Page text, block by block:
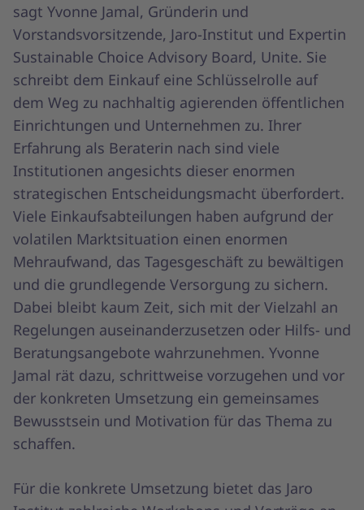
sagt Yvonne Jamal, Gründerin und
Vorstandsvorsitzende, Jaro-Institut und Expertin
Sustainable Choice Advisory Board, Unite. Sie
schreibt dem Einkauf eine Schlüsselrolle auf
dem Weg zu nachhaltig agierenden öffentlichen
Einrichtungen und Unternehmen zu. Ihrer
Erfahrung als Beraterin nach sind viele
Institutionen angesichts dieser enormen
strategischen Entscheidungsmacht überfordert.
Viele Einkaufsabteilungen haben aufgrund der
volatilen Marktsituation einen enormen
Mehraufwand, das Tagesgeschäft zu bewältigen
und die grundlegende Versorgung zu sichern.
Dabei bleibt kaum Zeit, sich mit der Vielzahl an
Regelungen auseinanderzusetzen oder Hilfs- und
Beratungsangebote wahrzunehmen. Yvonne
Jamal rät dazu, schrittweise vorzugehen und vor
der konkreten Umsetzung ein gemeinsames
Bewusstsein und Motivation für das Thema zu
schaffen.
Für die konkrete Umsetzung bietet das Jaro